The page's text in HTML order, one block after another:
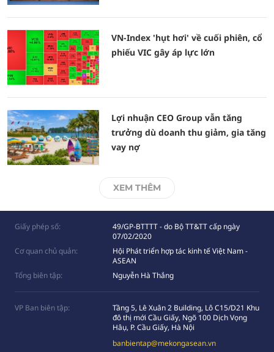
VN-Index 'hụt hơi' về cuối phiên, cổ
phiếu VIC gây áp lực lớn
Lợi nhuận CEO Group vẫn tăng
trưởng dù doanh thu giảm, gia tăng
vay nợ
XEM THÊM
Giấy phép số:
49/GP-BTTTT - do Bộ TT&TT cấp ngày
07/02/2020
Cơ quan chủ quản:
Hội Phát triển hợp tác kinh tế Việt Nam -
ASEAN
Tổng biên tập:
Nguyễn Hà Thắng
VP Ban biên tập:
Tầng 5, Lê Xuân 2 Building, Lô C15/D21 Khu
đô thị mới Cầu Giấy, Ngõ 100 Dịch Vọng
Hâụ, P. Cầu Giấy, Hà Nội
banbientap@mekongasean.vn